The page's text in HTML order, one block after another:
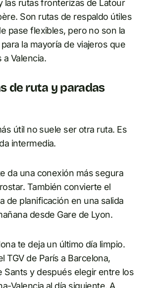
las rutas fronterizas de Latour
Son rutas de respaldo útiles
pase flexibles, pero no son la
la mayoría de viajeros que
Valencia.
de ruta y paradas
útil no suele ser otra ruta. Es
intermedia.
da una conexión más segura
También convierte el
de planificación en una salida
desde Gare de Lyon.
te deja un último día limpio.
TGV de París a Barcelona,
Sants y después elegir entre los
Valencia al día siguiente. A